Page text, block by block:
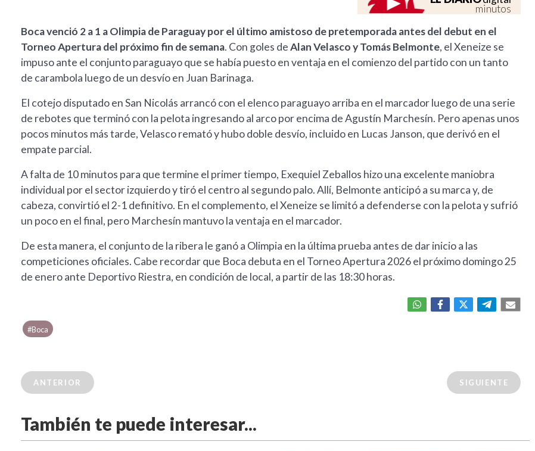
minutos
Boca venció 2 a 1 a Olimpia de Paraguay por el último amistoso de pretemporada antes del debut en el
Torneo Apertura del próximo fin de semana. Con goles deAlan Velasco y Tomás Belmonte, el Xeneize se
impuso ante el conjunto paraguayo que se había puesto en ventaja en el comienzo del partido con un tanto
de carambola luego de un desvío en Juan Barinaga.
El cotejo disputado en San Nicolás arrancó con el elenco paraguayo arriba en el marcador luego de una serie
de rebotes que terminó con la pelota ingresando al arco por encima de Agustín Marchesín. Pero apenas unos
pocos minutos más tarde, Velasco remató y hubo doble desvío, incluido en Lucas Janson, que derivó en el
empate parcial.
A falta de 10 minutos para que termine el primer tiempo, Exequiel Zeballos hizo una excelente maniobra
individual por el sector izquierdo y tiró el centro al segundo palo. Allí, Belmonte anticipó a su marca y, de
cabeza, convirtió el 2-1 definitivo. En el complemento, el Xeneize se limitó a defenderse con la pelota y sufrió
un poco en el final, pero Marchesín mantuvo la ventaja en el marcador.
De esta manera, el conjunto de la ribera le ganó a Olimpia en la última prueba antes de dar inicio a las
competiciones oficiales. Cabe recordar que Boca debuta en el Torneo Apertura 2026 el próximo domingo 25
de enero ante Deportivo Riestra, en condición de local, a partir de las 18:30 horas.
#Boca
ANTERIOR SIGUIENTE
También te puede interesar...